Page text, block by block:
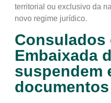
territorial ou exclusivo da
novo regime jurídico.
Consulados
Embaixada
suspendem